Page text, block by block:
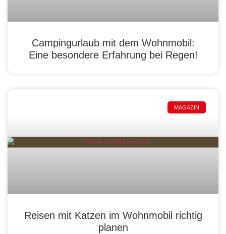
Campingurlaub mit dem Wohnmobil:
Eine besondere Erfahrung bei Regen!
MAGAZIN
Reisen mit Katzen im Wohnmobil richtig
planen